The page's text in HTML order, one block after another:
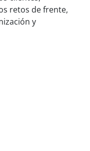
retos de frente,
y